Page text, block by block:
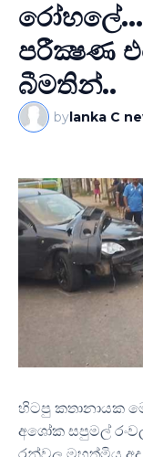
පරීක්‍ෂණ
බීමතින්..
bylanka C
හිටපු කතානායක
අශෝක සපුමල්